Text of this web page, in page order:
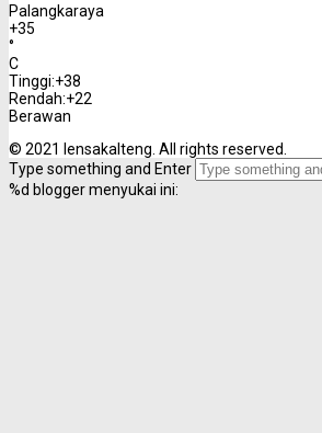
Palangkaraya
+35
°
C
Tinggi:+38
Rendah:+22
Berawan
© 2021 lensakalteng. All rights reserved.
Type something and Enter
%d blogger menyukai ini: